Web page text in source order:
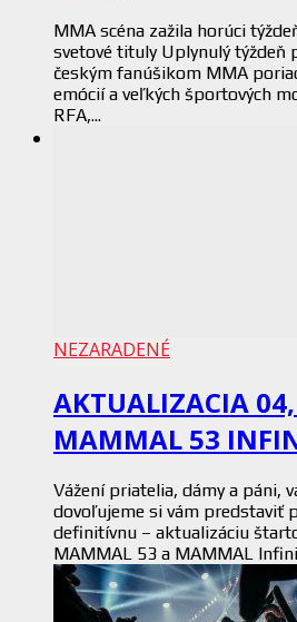
MMA scéna zažila horúci
svetové tituly Uplynulý týždeň
českým fanúšikom MMA
emócií a veľkých športových
RFA,...
NEZARADENÉ
AKTUALIZACIA
MAMMAL 53
Vážení priatelia, dámy a páni,
dovoľujeme si vám predstaviť
definitívnu – aktualizáciu
MAMMAL 53 a MAMMAL